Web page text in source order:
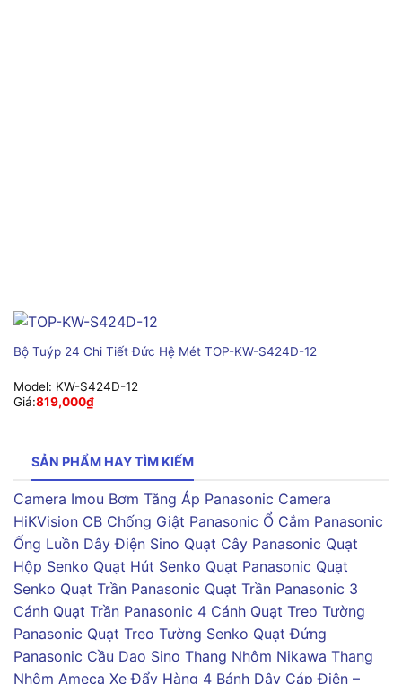
Bộ Tuýp 24 Chi Tiết Đức Hệ Mét TOP-KW-S424D-12
Model: KW-S424D-12
Giá:819,000₫
SẢN PHẨM HAY TÌM KIẾM
Camera Imou Bơm Tăng Áp Panasonic Camera
HiKVision CB Chống Giật Panasonic Ổ Cắm Panasonic
Ống Luồn Dây Điện Sino Quạt Cây Panasonic Quạt
Hộp Senko Quạt Hút Senko Quạt Panasonic Quạt
Senko Quạt Trần Panasonic Quạt Trần Panasonic 3
Cánh Quạt Trần Panasonic 4 Cánh Quạt Treo Tường
Panasonic Quạt Treo Tường Senko Quạt Đứng
Panasonic Cầu Dao Sino Thang Nhôm Nikawa Thang
Nhôm Ameca Xe Đẩy Hàng 4 Bánh Dây Cáp Điện –